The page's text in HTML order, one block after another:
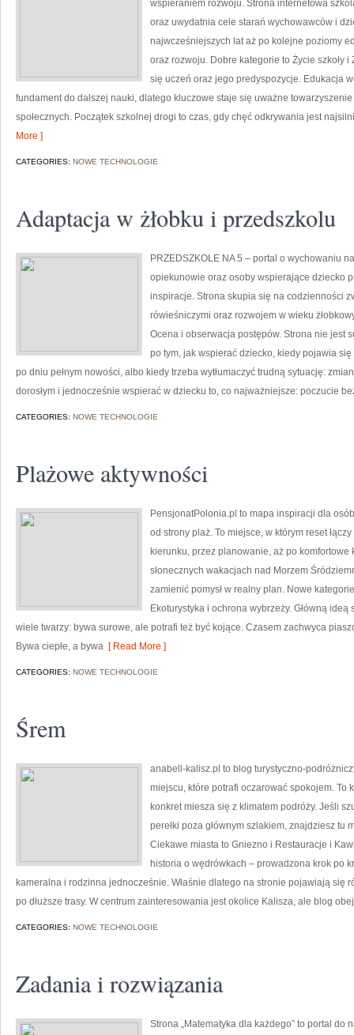
wspieraniem rozwoju. Strona internetowa
oraz uwydatnia cele starań wychowawców i
najwcześniejszych lat aż po kolejne poziomy
oraz rozwoju. Dobre kategorie to Życie szkoły
się uczeń oraz jego predyspozycje. Edukacja
fundament do dalszej nauki, dlatego kluczowe staje się uważne
społecznych. Początek szkolnej drogi to czas, gdy chęć odkrywania jest
More ]
CATEGORIES: NOWE TECHNOLOGIE
Adaptacja w żłobku i przedszkolu
PRZEDSZKOLE NA 5 – portal o wychowaniu
opiekunowie oraz osoby wspierające dziecko
inspiracje. Strona skupia się na codzienności
rówieśniczymi oraz rozwojem w wieku
Ocena i obserwacja postępów. Strona nie jest
po tym, jak wspierać dziecko, kiedy pojawia
po dniu pełnym nowości, albo kiedy trzeba wytłumaczyć trudną sytuację:
dorosłym i jednocześnie wspierać w dziecku to, co najważniejsze: poczucie
CATEGORIES: NOWE TECHNOLOGIE
Plażowe aktywności
PensjonatPolonia.pl to mapa inspiracji dla
od strony plaż. To miejsce, w którym reset
kierunku, przez planowanie, aż po komfortowe
słonecznych wakacjach nad Morzem
zamienić pomysł w realny plan. Nowe
Ekoturystyka i ochrona wybrzeży. Główną
wiele twarzy: bywa surowe, ale potrafi też być kojące. Czasem zachwyca
Bywa ciepłe, a bywa [ Read More ]
CATEGORIES: NOWE TECHNOLOGIE
Śrem
anabell-kalisz.pl to blog turystyczno-
miejscu, które potrafi oczarować spokojem.
konkret miesza się z klimatem podróży. Jeśli
perełki poza głównym szlakiem, znajdziesz tu
Ciekawe miasta to Gniezno i Restauracje i
historia o wędrówkach – prowadzona krok po
kameralna i rodzinna jednocześnie. Właśnie dlatego na stronie pojawiają się
po dłuższe trasy. W centrum zainteresowania jest okolice Kalisza, ale blog
CATEGORIES: NOWE TECHNOLOGIE
Zadania i rozwiązania
Strona „Matematyka dla każdego” to portal do